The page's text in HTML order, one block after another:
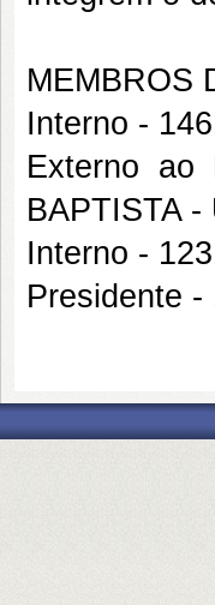
MEMBROS
Interno -
Externo ao
BAPTISTA -
Interno -
Presidente -